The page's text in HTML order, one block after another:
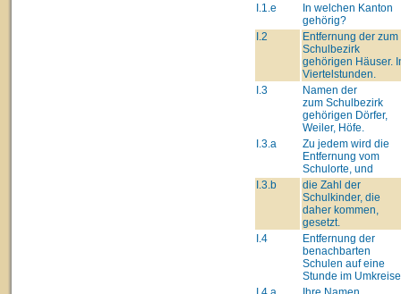
I.1.e
In welchen Kanton
gehörig?
I.2
Entfernung der zum
Schulbezirk
gehörigen Häuser.
Viertelstunden.
I.3
Namen der
zum Schulbezirk
gehörigen Dörfer,
Weiler, Höfe.
I.3.a
Zu jedem wird die
Entfernung vom
Schulorte, und
I.3.b
die Zahl der
Schulkinder, die
daher kommen,
gesetzt.
I.4
Entfernung der
benachbarten
Schulen auf eine
Stunde im